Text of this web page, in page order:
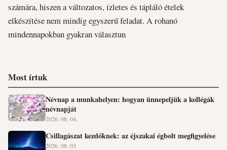
számára, hiszen a változatos, ízletes és tápláló ételek
elkészítése nem mindig egyszerű feladat. A rohanó
mindennapokban gyakran választun
Most írtuk
Névnap a munkahelyen: hogyan ünnepeljük a kollégák
névnapját
2026. 08. 04.
Csillagászat kezdőknek: az éjszakai égbolt megfigyelése
2026. 08. 03.